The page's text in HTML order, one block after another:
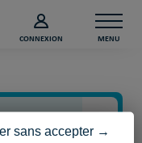
CONNEXION MENU
sans accepter →